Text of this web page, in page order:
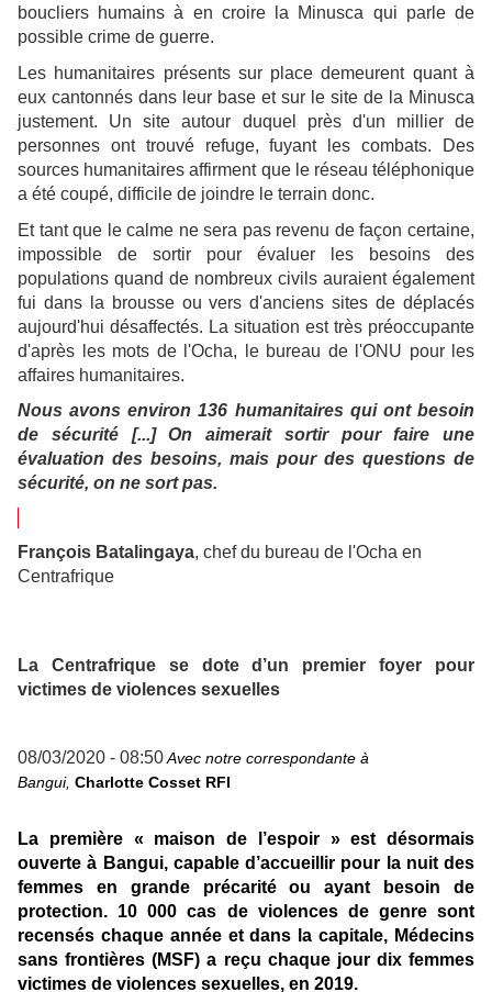
boucliers humains à en croire la Minusca qui parle de
possible crime de guerre.
Les humanitaires présents sur place demeurent quant à
eux cantonnés dans leur base et sur le site de la Minusca
justement. Un site autour duquel près d'un millier de
personnes ont trouvé refuge, fuyant les combats. Des
sources humanitaires affirment que le réseau téléphonique
a été coupé, difficile de joindre le terrain donc.
Et tant que le calme ne sera pas revenu de façon certaine,
impossible de sortir pour évaluer les besoins des
populations quand de nombreux civils auraient également
fui dans la brousse ou vers d'anciens sites de déplacés
aujourd'hui désaffectés. La situation est très préoccupante
d'après les mots de l'Ocha, le bureau de l'ONU pour les
affaires humanitaires.
Nous avons environ 136 humanitaires qui ont besoin
de sécurité [...] On aimerait sortir pour faire une
évaluation des besoins, mais pour des questions de
sécurité, on ne sort pas.
François Batalingaya, chef du bureau de l'Ocha en
Centrafrique
La Centrafrique se dote d’un premier foyer pour
victimes de violences sexuelles
08/03/2020 - 08:50Avec notre correspondante à
Bangui, Charlotte Cosset RFI
La première « maison de l’espoir » est désormais
ouverte à Bangui, capable d’accueillir pour la nuit des
femmes en grande précarité ou ayant besoin de
protection. 10 000 cas de violences de genre sont
recensés chaque année et dans la capitale, Médecins
sans frontières (MSF) a reçu chaque jour dix femmes
victimes de violences sexuelles, en 2019.